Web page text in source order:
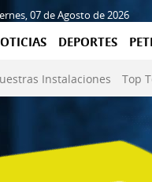
07 de Agosto de 2026
DEPORTES
Instalaciones Top